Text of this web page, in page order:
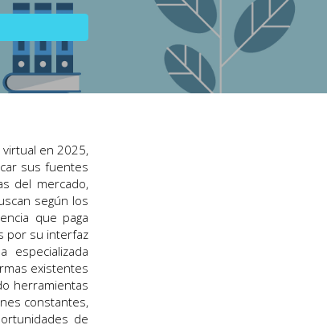
en 2025,
sus fuentes
del mercado,
según los
que paga
por su interfaz
especializada
existentes
herramientas
constantes,
de